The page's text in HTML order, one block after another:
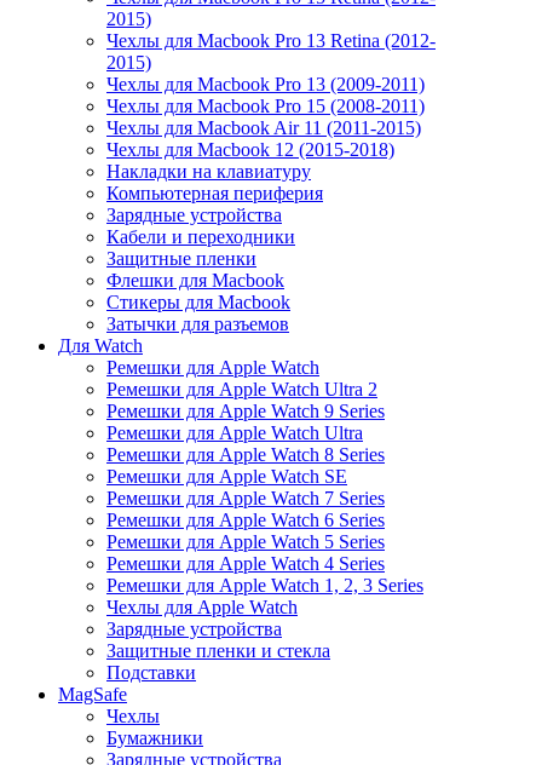
2015)
Чехлы для Macbook Pro 13 Retina (2012-
2015)
Чехлы для Macbook Pro 13 (2009-2011)
Чехлы для Macbook Pro 15 (2008-2011)
Чехлы для Macbook Air 11 (2011-2015)
Чехлы для Macbook 12 (2015-2018)
Накладки на клавиатуру
Компьютерная периферия
Зарядные устройства
Кабели и переходники
Защитные пленки
Флешки для Macbook
Стикеры для Macbook
Затычки для разъемов
Для Watch
Ремешки для Apple Watch
Ремешки для Apple Watch Ultra 2
Ремешки для Apple Watch 9 Series
Ремешки для Apple Watch Ultra
Ремешки для Apple Watch 8 Series
Ремешки для Apple Watch SE
Ремешки для Apple Watch 7 Series
Ремешки для Apple Watch 6 Series
Ремешки для Apple Watch 5 Series
Ремешки для Apple Watch 4 Series
Ремешки для Apple Watch 1, 2, 3 Series
Чехлы для Apple Watch
Зарядные устройства
Защитные пленки и стекла
Подставки
MagSafe
Чехлы
Бумажники
Зарядные устройства